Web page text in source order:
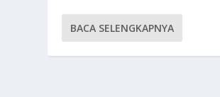
BACA SELENGKAPNYA